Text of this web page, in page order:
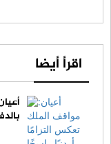
اقرأ أيضا